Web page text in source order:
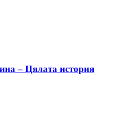
– Цялата история